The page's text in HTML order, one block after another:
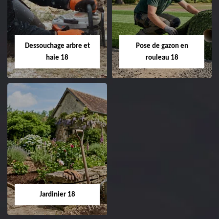
Entreprise taille de haie
18 Cher tel:
02.52.56.49.40
de pelouse 18
Entreprise tonte et
Cher tel: 02.52.56.49.40
Dessouchage arbre et
haie 18
Dessouchage arbre
et haie 18
Entreprise dessouchage
arbre et haie 18 Cher
Pose de gazon en
rouleau 18
Jardinier 18